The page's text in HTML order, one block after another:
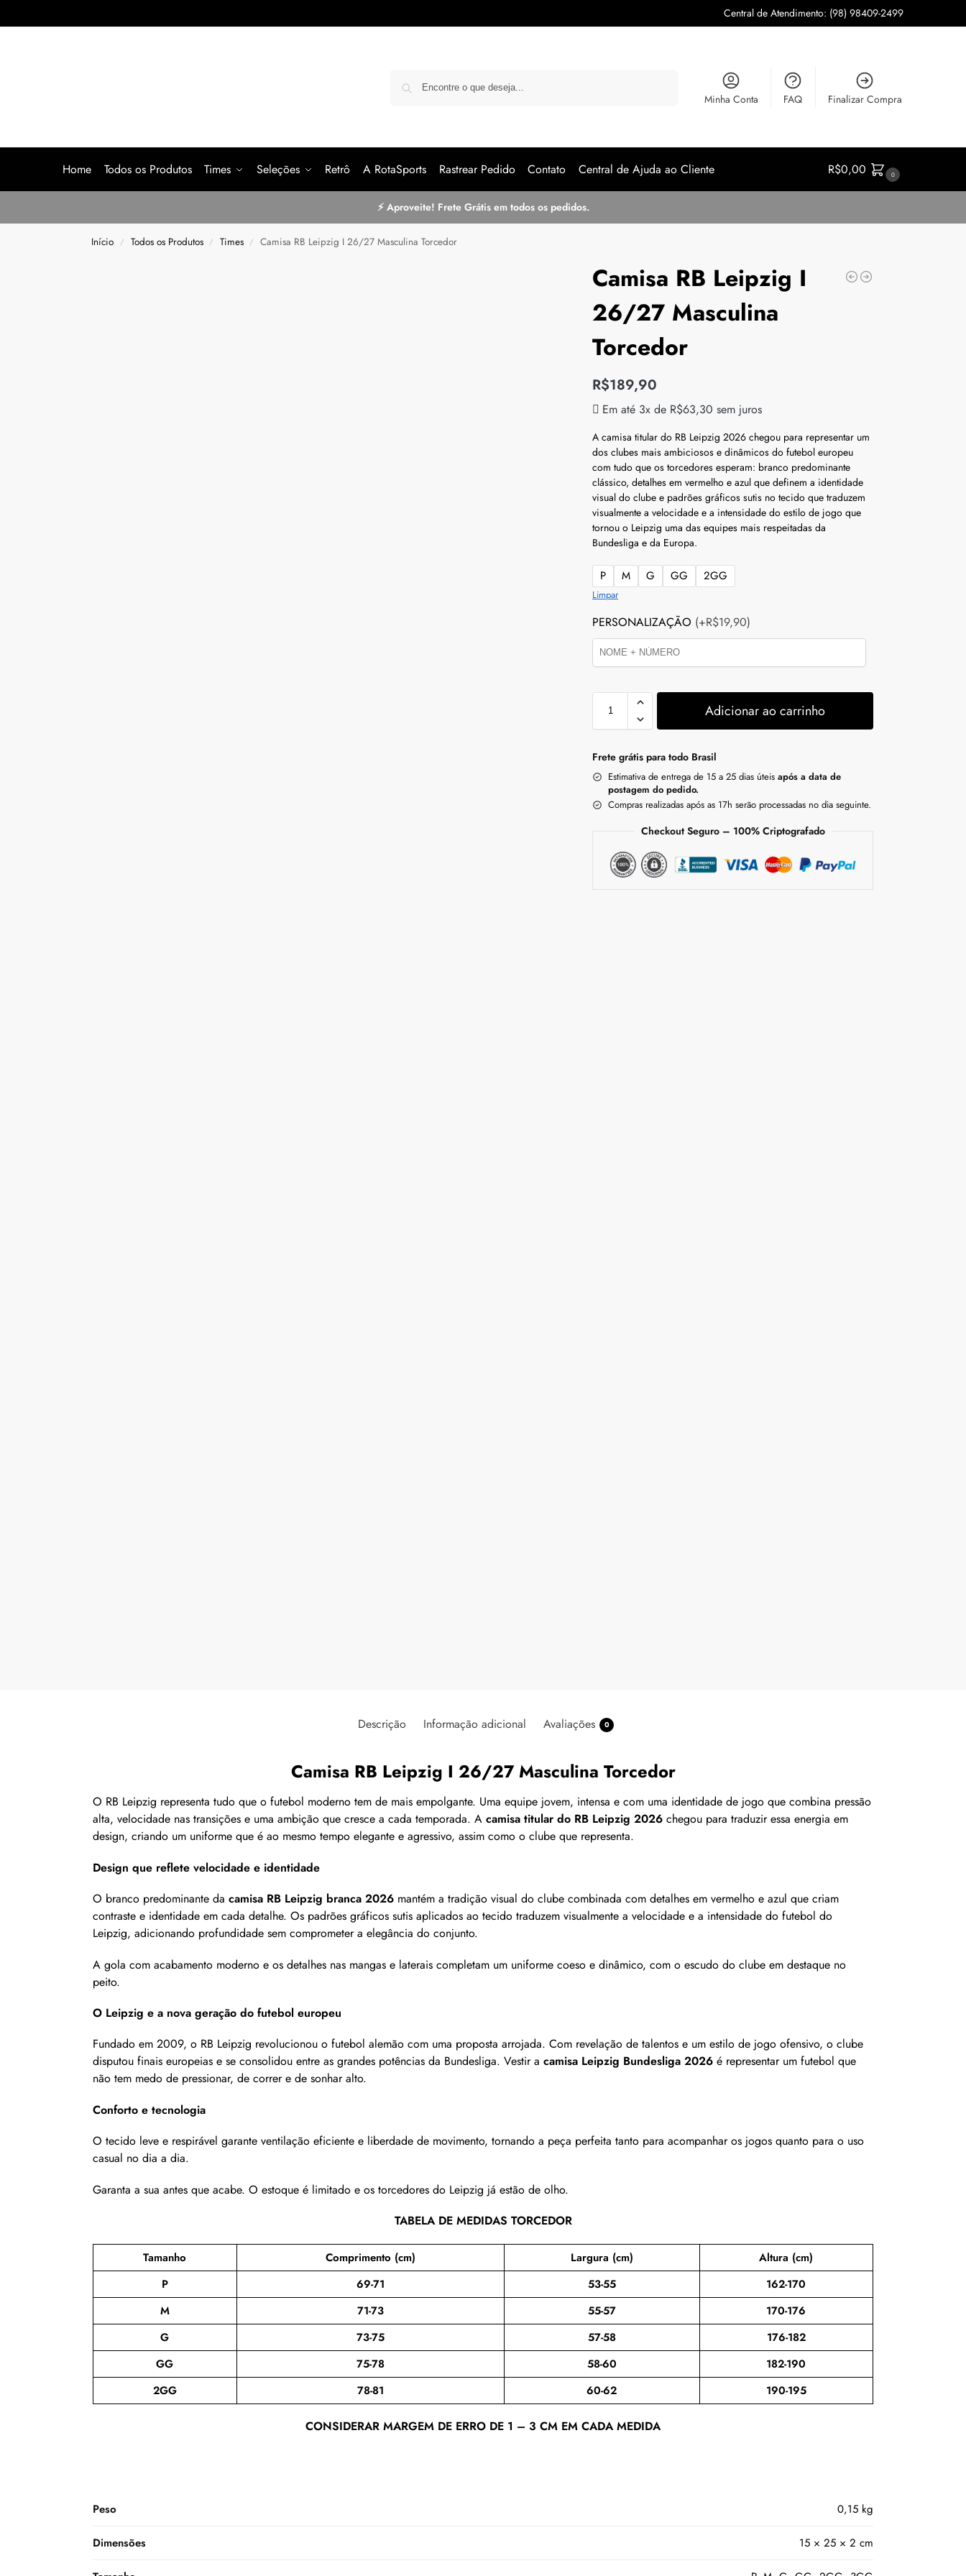
Central de Atendimento: (98) 98409-2499
Minha Conta FAQ Finalizar Compra
Home Todos os Produtos Times Seleções Retrô A RotaSports Rastrear Pedido Contato Central de Ajuda ao Cliente R$0,00 0
⚡ Aproveite! Frete Grátis em todos os pedidos.
Início / Todos os Produtos / Times / Camisa RB Leipzig I 26/27 Masculina Torcedor
Camisa RB Leipzig I
26/27 Masculina
Torcedor
R$189,90
Em até 3x de R$63,30 sem juros
A camisa titular do RB Leipzig 2026 chegou para representar um
dos clubes mais ambiciosos e dinâmicos do futebol europeu
com tudo que os torcedores esperam: branco predominante
clássico, detalhes em vermelho e azul que definem a identidade
visual do clube e padrões gráficos sutis no tecido que traduzem
visualmente a velocidade e a intensidade do estilo de jogo que
tornou o Leipzig uma das equipes mais respeitadas da
Bundesliga e da Europa.
P M G GG 2GG
Limpar
PERSONALIZAÇÃO (+R$19,90)
Adicionar ao carrinho
Frete grátis para todo Brasil
Estimativa de entrega de 15 a 25 dias úteisapós a data de
postagem do pedido.
Compras realizadas após as 17h serão processadas no dia seguinte.
Checkout Seguro – 100% Criptografado
Descrição Informação adicional Avaliações 0
Camisa RB Leipzig I 26/27 Masculina Torcedor
O RB Leipzig representa tudo que o futebol moderno tem de mais empolgante. Uma equipe jovem, intensa e com uma identidade de jogo que combina pressão
alta, velocidade nas transições e uma ambição que cresce a cada temporada. A camisa titular do RB Leipzig 2026chegou para traduzir essa energia em
design, criando um uniforme que é ao mesmo tempo elegante e agressivo, assim como o clube que representa.
Design que reflete velocidade e identidade
O branco predominante da camisa RB Leipzig branca 2026mantém a tradição visual do clube combinada com detalhes em vermelho e azul que criam
contraste e identidade em cada detalhe. Os padrões gráficos sutis aplicados ao tecido traduzem visualmente a velocidade e a intensidade do futebol do
Leipzig, adicionando profundidade sem comprometer a elegância do conjunto.
A gola com acabamento moderno e os detalhes nas mangas e laterais completam um uniforme coeso e dinâmico, com o escudo do clube em destaque no
peito.
O Leipzig e a nova geração do futebol europeu
Fundado em 2009, o RB Leipzig revolucionou o futebol alemão com uma proposta arrojada. Com revelação de talentos e um estilo de jogo ofensivo, o clube
disputou finais europeias e se consolidou entre as grandes potências da Bundesliga. Vestir a camisa Leipzig Bundesliga 2026é representar um futebol que
não tem medo de pressionar, de correr e de sonhar alto.
Conforto e tecnologia
O tecido leve e respirável garante ventilação eficiente e liberdade de movimento, tornando a peça perfeita tanto para acompanhar os jogos quanto para o uso
casual no dia a dia.
Garanta a sua antes que acabe. O estoque é limitado e os torcedores do Leipzig já estão de olho.
TABELA DE MEDIDAS TORCEDOR
Tamanho Comprimento (cm) Largura (cm)
Altura (cm)
P
69-71 53-55
162-170
M
71-73 55-57
170-176
G
73-75 57-58
176-182
GG
75-78 58-60
182-190
2GG
78-81 60-62 190-195
CONSIDERAR MARGEM DE ERRO DE 1 – 3 CM EM CADA MEDIDA
Peso 0,15 kg
Dimensões 15 × 25 × 2 cm